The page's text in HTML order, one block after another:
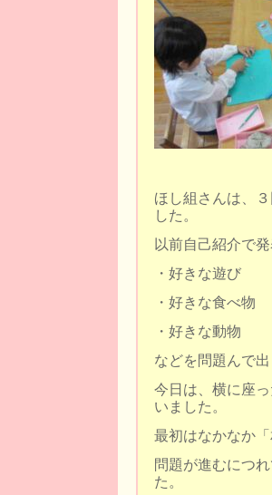
ほし組さんは、
した。
以前自己紹介で
・好きな遊び
・好きな食べ物
・好きな動物
などを問題んで出
今日は、横に座
いました。
最初はなかなか
問題が進むにつ
た。